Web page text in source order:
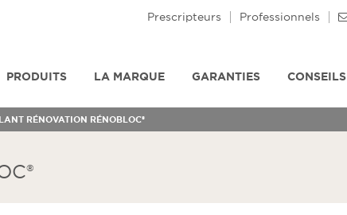
PRODUITS LA MARQUE GARANTIES CONSEILS
Prescripteurs Professionnels
RÉNOVATION RÉNOBLOC®